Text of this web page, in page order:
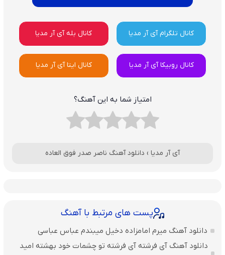
کانال تلگرام آی آر مدیا کانال بله آی آر مدیا
کانال روبیکا آی آر مدیا کانال ایتا آی آر مدیا
امتیاز شما به این آهنگ؟
آی آر مدیا › دانلود آهنگ ناصر صدر فوق العاده
پست های مرتبط با آهنگ
دانلود آهنگ میرم امامزاده دخیل میبندم عباس عباسی
دانلود آهنگ آی فرشته آی فرشته تو چشمات خود بهشته امید